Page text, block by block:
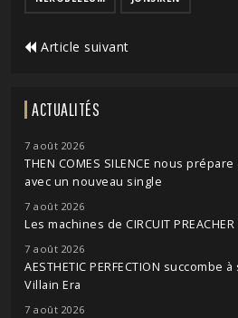
Article suivant
ACTUALITÉS
7 août 2026
THEN COMES SILENCE nous
avec un nouveau single
7 août 2026
Les machines de CIRCUIT
7 août 2026
AESTHETIC PERFECTION succombe
Villain Era
7 août 2026